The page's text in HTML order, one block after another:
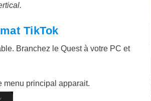
TikTok
Branchez le Quest à votre PC et
menu principal apparait.